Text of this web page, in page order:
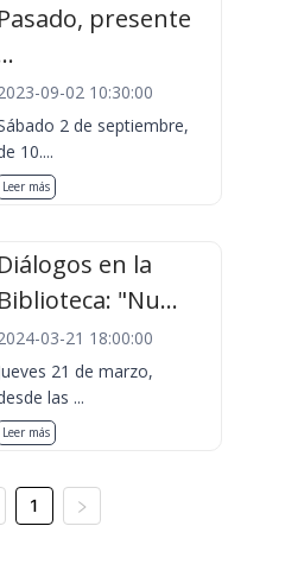
Pasado, presente
09-02 10:30:00
2 de septiembre,
10....
Leer más
Diálogos en la
Biblioteca: "Nu...
03-21 18:00:00
21 de marzo,
las ...
Leer más
1